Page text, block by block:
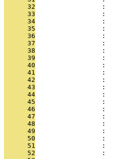
      32
:
      33
:
      34
:
      35
:
      36
:
      37
:
      38
:
      39
:
      40
:
      41
:
      42
:
      43
:
      44
:
      45
:
      46
:
      47
:
      48
:
      49
:
      50
:
      51
:
      52
: